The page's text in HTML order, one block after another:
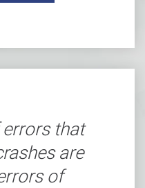
that
are
of